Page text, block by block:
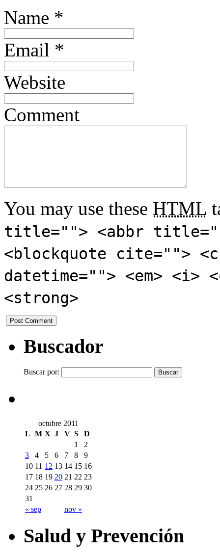
Name *
Email *
Website
Comment
You may use these HTML
title=""> <abbr
<blockquote cite="">
datetime=""> <em>
<strong>
Buscador
Buscar por:
octubre 2011
L M X J V S D
« sep nov »
1
2
3
4 5 6 7 8
9
10 11 12 13 14 15 16
17 18 19 20 21 22 23
24 25 26 27 28 29 30
31
Salud y Prevención